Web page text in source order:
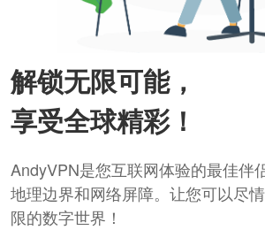
解锁无限可能，
享受全球精彩！
AndyVPN是您互联网体验的最佳伴
地理边界和网络屏障。让您可以尽
限的数字世界！